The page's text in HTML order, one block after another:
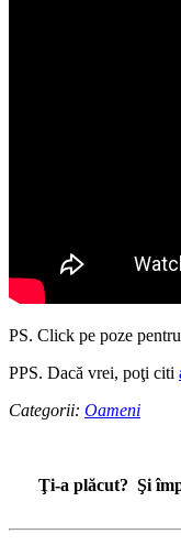
PS. Click pe poze
PPS. Dacă vrei, poţi citi
Categorii: Oameni
Ţi-a plăcut? Şi